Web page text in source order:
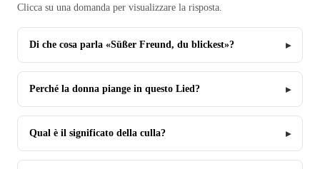
Clicca su una domanda per visualizzare la risposta.
Di che cosa parla «Süßer Freund, du blickest»?
Perché la donna piange in questo Lied?
Qual è il significato della culla?